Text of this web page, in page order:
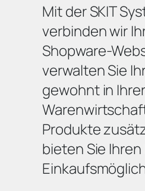
Mit der SKIT
verbinden wir
Shopware-
verwalten Sie
gewohnt in
Produkte
bieten Sie